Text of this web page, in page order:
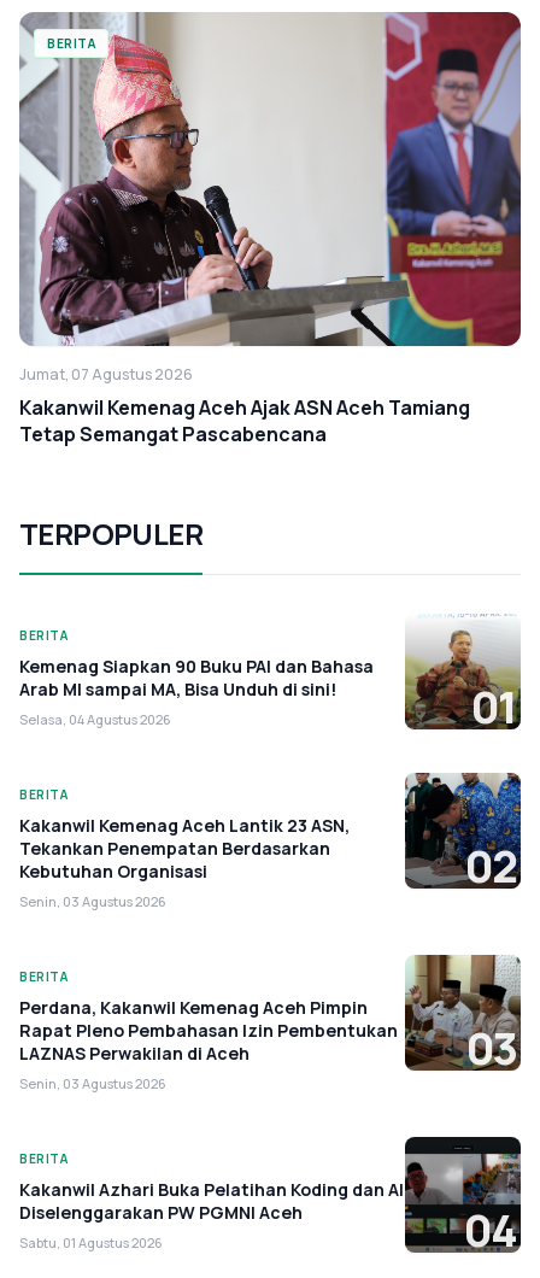
BERITA
Jumat, 07 Agustus 2026
Kakanwil Kemenag Aceh Ajak ASN Aceh Tamiang
Tetap Semangat Pascabencana
TERPOPULER
BERITA
Kemenag Siapkan 90 Buku PAI dan Bahasa
Arab MI sampai MA, Bisa Unduh di sini!
Selasa, 04 Agustus 2026 01
BERITA
Kakanwil Kemenag Aceh Lantik 23 ASN,
Tekankan Penempatan Berdasarkan
Kebutuhan Organisasi
Senin, 03 Agustus 2026
02
BERITA
Perdana, Kakanwil Kemenag Aceh Pimpin
Rapat Pleno Pembahasan Izin Pembentukan
LAZNAS Perwakilan di Aceh
Senin, 03 Agustus 2026
03
BERITA
Kakanwil Azhari Buka Pelatihan Koding dan AI
Diselenggarakan PW PGMNI Aceh
Sabtu, 01 Agustus 2026 04